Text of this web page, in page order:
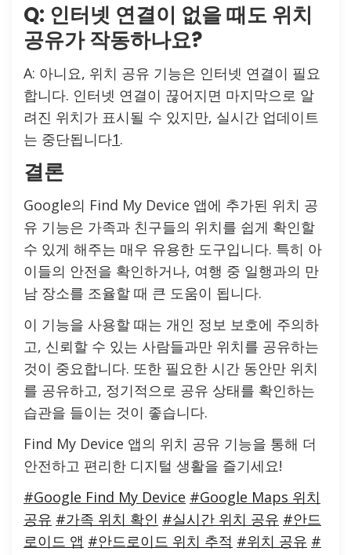
Q: 인터넷 연결이 없을 때도 위치
공유가 작동하나요?
A: 아니요, 위치 공유 기능은 인터넷 연결이 필요
합니다. 인터넷 연결이 끊어지면 마지막으로 알
려진 위치가 표시될 수 있지만, 실시간 업데이트
는 중단됩니다1.
결론
Google의 Find My Device 앱에 추가된 위치 공
유 기능은 가족과 친구들의 위치를 쉽게 확인할
수 있게 해주는 매우 유용한 도구입니다. 특히 아
이들의 안전을 확인하거나, 여행 중 일행과의 만
남 장소를 조율할 때 큰 도움이 됩니다.
이 기능을 사용할 때는 개인 정보 보호에 주의하
고, 신뢰할 수 있는 사람들과만 위치를 공유하는
것이 중요합니다. 또한 필요한 시간 동안만 위치
를 공유하고, 정기적으로 공유 상태를 확인하는
습관을 들이는 것이 좋습니다.
Find My Device 앱의 위치 공유 기능을 통해 더
안전하고 편리한 디지털 생활을 즐기세요!
#Google Find My Device #Google Maps 위치
공유 #가족 위치 확인 #실시간 위치 공유 #안드
로이드 앱 #안드로이드 위치 추적 #위치 공유 #